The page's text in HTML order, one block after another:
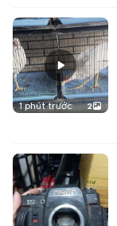
1 phút trước 2